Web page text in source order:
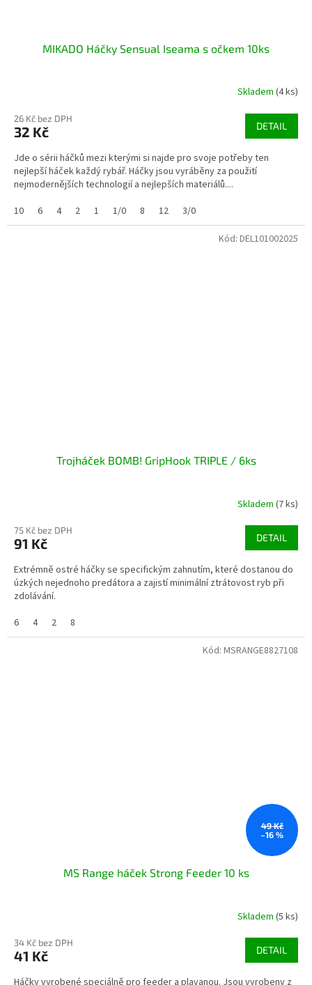
MIKADO Háčky Sensual Iseama s očkem 10ks
Skladem (4 ks)
26 Kč bez DPH
32 Kč DETAIL
Jde o sérii háčků mezi kterými si najde pro svoje potřeby ten
nejlepší háček každý rybář. Háčky jsou vyráběny za použití
nejmodernějších technologií a nejlepších materiálů....
10
6 4 2 1 1/0 8 12 3/0
Trojháček BOMB! GripHook TRIPLE / 6ks
Skladem (7 ks)
75 Kč bez DPH
91 Kč DETAIL
Extrémně ostré háčky se specifickým zahnutím, které dostanou do
úzkých nejednoho predátora a zajistí minimální ztrátovost ryb při
zdolávání.
6
4 2 8
Kód: DEL101002025
49 Kč
–16 %
MS Range háček Strong Feeder 10 ks
Skladem (5 ks)
34 Kč bez DPH
41 Kč DETAIL
Kód: MSRANGE8827108